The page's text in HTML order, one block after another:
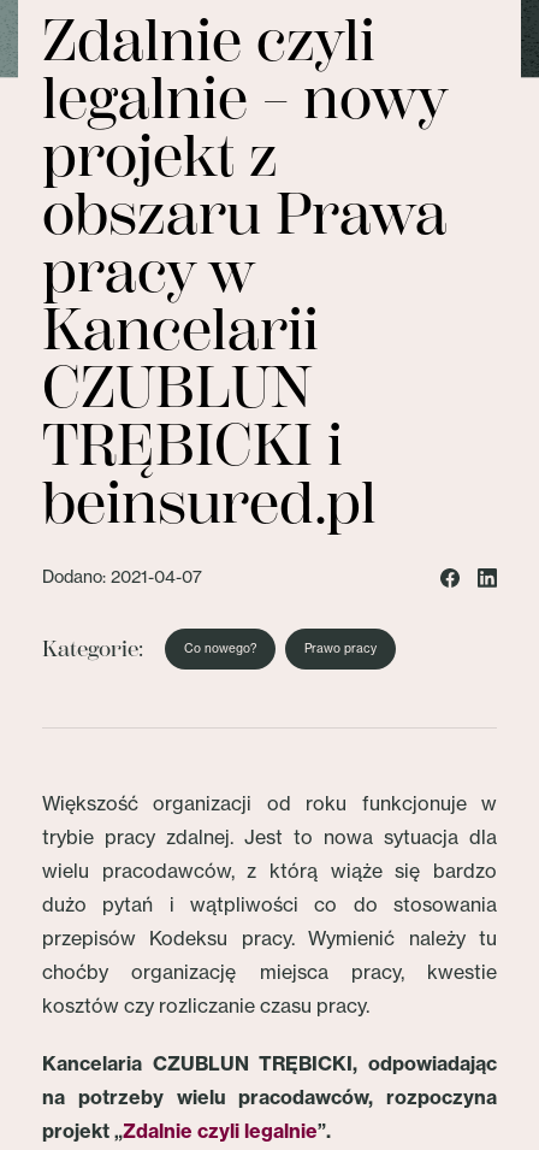
Zdalnie czyli
legalnie – nowy
projekt z
obszaru Prawa
pracy w
Kancelarii
CZUBLUN
TRĘBICKI i
beinsured.pl
Dodano: 2021-04-07
Kategorie: Co nowego? Prawo pracy
Większość organizacji od roku funkcjonuje w
trybie pracy zdalnej. Jest to nowa sytuacja dla
wielu pracodawców, z którą wiąże się bardzo
dużo pytań i wątpliwości co do stosowania
przepisów Kodeksu pracy. Wymienić należy tu
choćby organizację miejsca pracy, kwestie
kosztów czy rozliczanie czasu pracy.
Kancelaria CZUBLUN TRĘBICKI, odpowiadając
na potrzeby wielu pracodawców, rozpoczyna
projekt „Zdalnie czyli legalnie”.